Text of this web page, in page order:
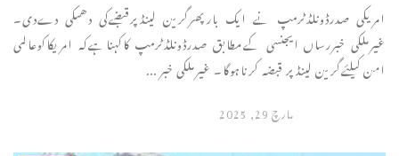
امریکی صدرڈونلڈٹرمپ نے ایک بارپھرگرین لینڈپرقبضےکی دھمکی دےدی۔
غیرملکی خبررساں ایجنسی کےمطابق صدرڈونلڈٹرمپ کاکہناہےکہ امریکاکوعالمی
امن کیلئےگرین لینڈپر قبضہ کرناہوگا۔ غیرملکی خبر ...
مارچ 29, 2025